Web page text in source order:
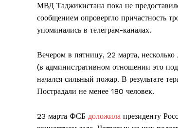
МВД Таджикистана пока не
сообщением опровергло причастность
упоминались в телеграм-каналах.
Вечером в пятницу, 22 марта,
(в административном отношении это
начался сильный пожар. В результате
Пострадали не менее 180 человек.
23 марта ФСБ доложила президенту